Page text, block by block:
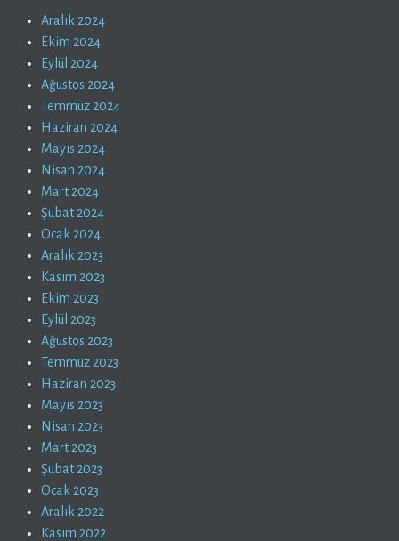
Aralık 2024
Ekim 2024
Eylül 2024
Ağustos 2024
Temmuz 2024
Haziran 2024
Mayıs 2024
Nisan 2024
Mart 2024
Şubat 2024
Ocak 2024
Aralık 2023
Kasım 2023
Ekim 2023
Eylül 2023
Ağustos 2023
Temmuz 2023
Haziran 2023
Mayıs 2023
Nisan 2023
Mart 2023
Şubat 2023
Ocak 2023
Aralık 2022
Kasım 2022